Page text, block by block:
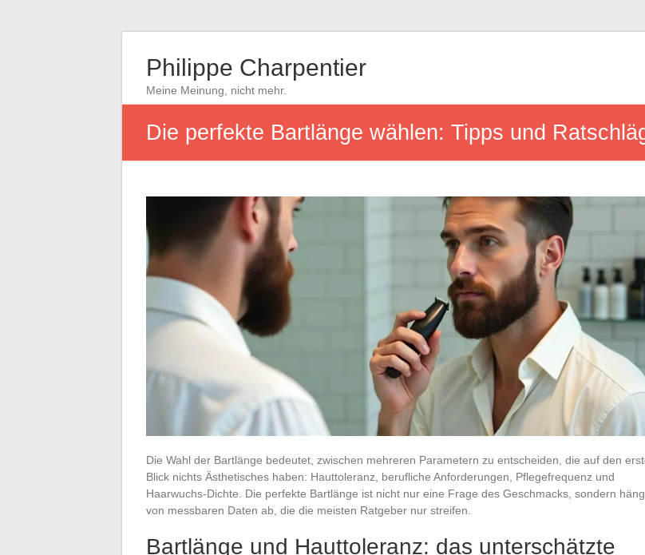
Philippe Charpentier
Meine Meinung, nicht mehr.
Die perfekte Bartlänge wählen: Tipps und
Die Wahl der Bartlänge bedeutet, zwischen mehreren Parametern zu entscheiden, die auf den
Blick nichts Ästhetisches haben: Hauttoleranz, berufliche Anforderungen, Pflegefrequenz und
Haarwuchs-Dichte. Die perfekte Bartlänge ist nicht nur eine Frage des Geschmacks, sondern
von messbaren Daten ab, die die meisten Ratgeber nur streifen.
Bartlänge und Hauttoleranz: das unterschätzte